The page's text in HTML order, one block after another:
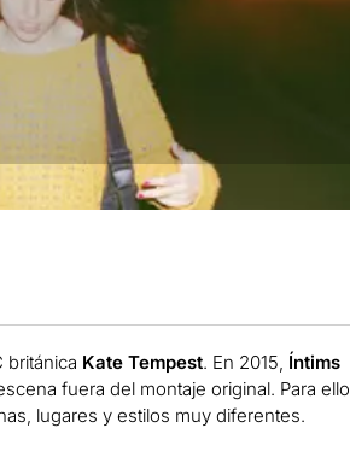
británica Kate Tempest. En 2015, Íntims
fuera del montaje original. Para ello
lugares y estilos muy diferentes.